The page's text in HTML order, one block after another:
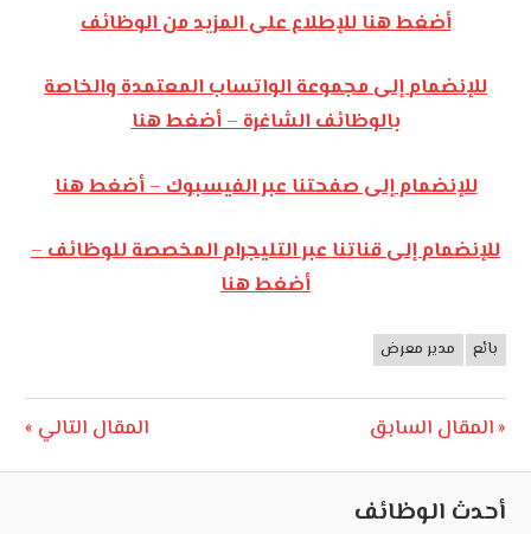
أضغط هنا للإطلاع على المزيد من الوظائف
للإنضمام إلى مجموعة الواتساب المعتمدة والخاصة
بالوظائف الشاغرة – أضغط هنا
للإنضمام إلى صفحتنا عبر الفيسبوك – أضغط هنا
للإنضمام إلى قناتنا عبر التليجرام المخصصة للوظائف –
أضغط هنا
وظائف
بائع مدير معرض
تصفّح
المقالات
Previous
المقال السابق
Next
المقال التالي
أحدث الوظائف